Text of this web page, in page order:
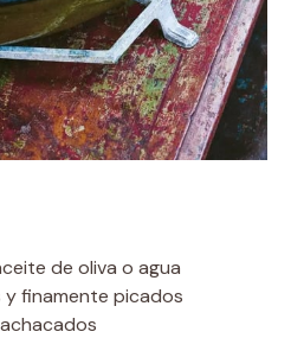
de oliva o agua
y finamente picados